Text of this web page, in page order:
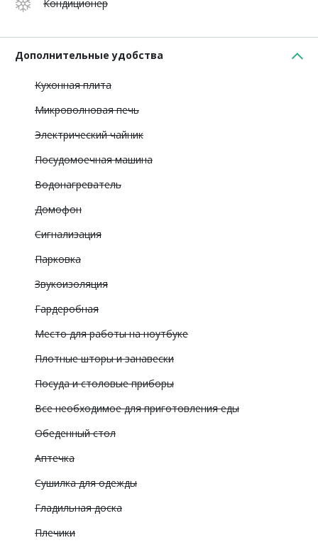
Кондиционер
Дополнительные удобства
Кухонная плита
Микроволновая печь
Электрический чайник
Посудомоечная машина
Водонагреватель
Домофон
Сигнализация
Парковка
Звукоизоляция
Гардеробная
Место для работы на ноутбуке
Плотные шторы и занавески
Посуда и столовые приборы
Все необходимое для приготовления еды
Обеденный стол
Аптечка
Сушилка для одежды
Гладильная доска
Плечики